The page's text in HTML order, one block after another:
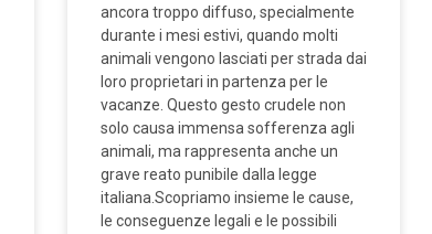
ancora troppo diffuso, specialmente
durante i mesi estivi, quando molti
animali vengono lasciati per strada dai
loro proprietari in partenza per le
vacanze. Questo gesto crudele non
solo causa immensa sofferenza agli
animali, ma rappresenta anche un
grave reato punibile dalla legge
italiana.Scopriamo insieme le cause,
le conseguenze legali e le possibili